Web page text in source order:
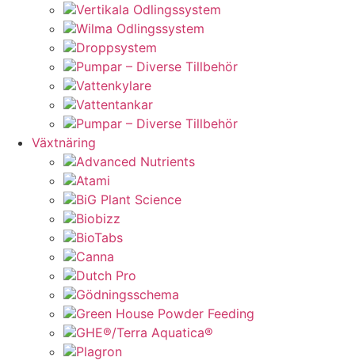
Vertikala Odlingssystem
Wilma Odlingssystem
Droppsystem
Pumpar – Diverse Tillbehör
Vattenkylare
Vattentankar
Pumpar – Diverse Tillbehör
Växtnäring
Advanced Nutrients
Atami
BiG Plant Science
Biobizz
BioTabs
Canna
Dutch Pro
Gödningsschema
Green House Powder Feeding
GHE®/Terra Aquatica®
Plagron